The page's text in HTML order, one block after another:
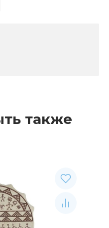
также